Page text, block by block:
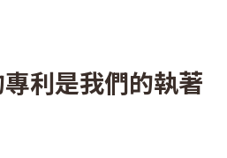
利是我們的執著